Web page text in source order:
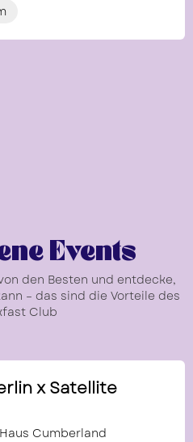
Events
den Besten und entdecke,
– das sind die Vorteile des
Club
x Satellite
Cumberland